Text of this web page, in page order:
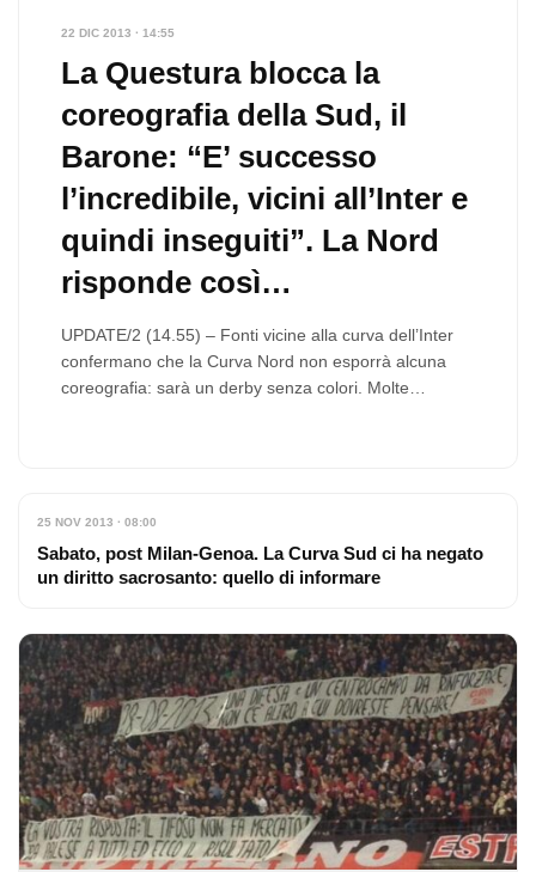
22 DIC 2013 · 14:55
La Questura blocca la
coreografia della Sud, il
Barone: “E’ successo
l’incredibile, vicini all’Inter e
quindi inseguiti”. La Nord
risponde così…
UPDATE/2 (14.55) – Fonti vicine alla curva dell’Inter
confermano che la Curva Nord non esporrà alcuna
coreografia: sarà un derby senza colori. Molte…
25 NOV 2013 · 08:00
Sabato, post Milan-Genoa. La Curva Sud ci ha negato
un diritto sacrosanto: quello di informare